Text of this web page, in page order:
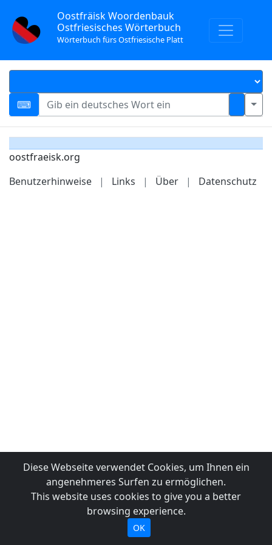
Oostfräisk Woordenbauk
Ostfriesisches Wörterbuch
Wörterbuch fürs Ostfriesische Platt
oostfraeisk.org
Benutzerhinweise
| Links | Über | Datenschutz
Diese Webseite verwendet Cookies, um Ihnen ein
angenehmeres Surfen zu ermöglichen.
This website uses cookies to give you a better
browsing experience.
OK